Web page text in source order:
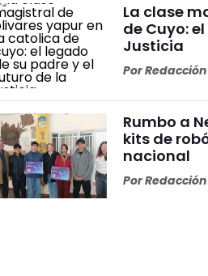
La clase
de Cuyo:
Justicia
Por
Rumbo a
kits de
nacional
Por